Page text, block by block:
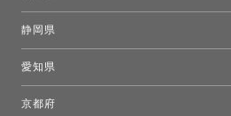
キーブー東京
FLOS｜フロスデザインスペース青山
静岡県
愛知県
京都府